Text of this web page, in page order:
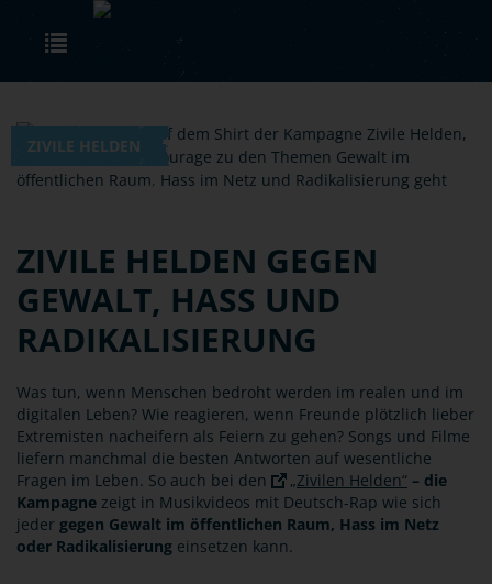
Skip to main content
ZIVILE HELDEN
ZIVILE HELDEN GEGEN
GEWALT, HASS UND
RADIKALISIERUNG
Was tun, wenn Menschen bedroht werden im realen und im
digitalen Leben? Wie reagieren, wenn Freunde plötzlich lieber
Extremisten nacheifern als Feiern zu gehen? Songs und Filme
liefern manchmal die besten Antworten auf wesentliche
Fragen im Leben. So auch bei den
„Zivilen Helden“ – die
Kampagne zeigt in Musikvideos mit Deutsch-Rap wie sich
jeder gegen Gewalt im öffentlichen Raum, Hass im Netz
oder Radikalisierung einsetzen kann.